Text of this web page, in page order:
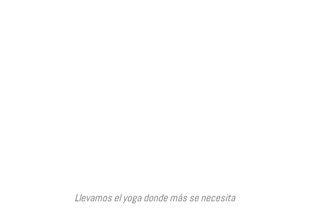
Llevamos el yoga donde más se necesita